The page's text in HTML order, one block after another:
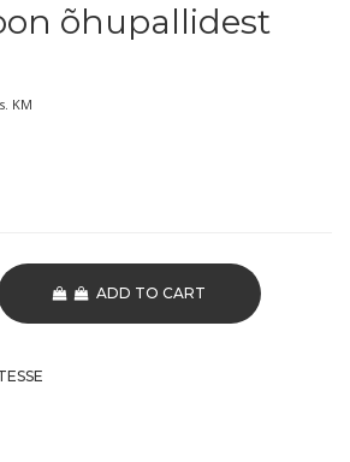
õhupallidest
KM
ADD TO CART